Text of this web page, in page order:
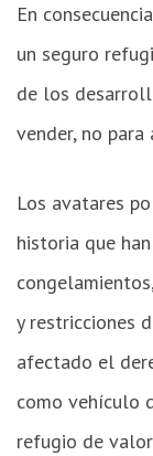
En
un seguro
de los
vender, no para
Los avatares
historia que
y restricciones
afectado el
como vehículo
refugio de